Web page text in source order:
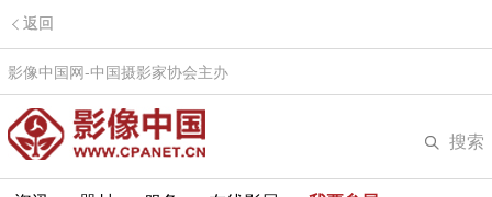
返回
影像中国网-中国摄影家协会主办
搜索